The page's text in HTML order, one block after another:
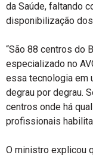
da Saúde, faltando
disponibilização
“São 88 centros do
especializado no
essa tecnologia em
degrau por degrau.
centros onde há
profissionais
O ministro explicou